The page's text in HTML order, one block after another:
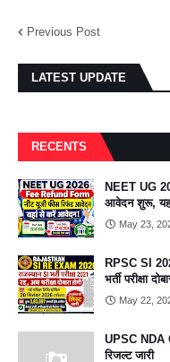
Previous Post
LATEST UPDATE
RECENTS
NEET UG
आवेदन शुरू,
May 23,
RPSC SI
भर्ती परीक्षा
May 22,
UPSC NDA
रिजल्ट जारी